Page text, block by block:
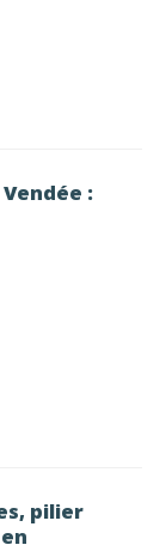
:
pilier